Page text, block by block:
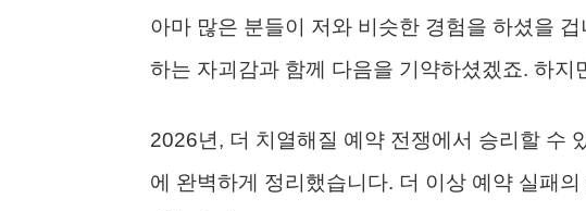
아마 많은 분들이 저와 비슷한 경험을 하셨을 겁
하는 자괴감과 함께 다음을 기약하셨겠죠. 하지
2026년, 더 치열해질 예약 전쟁에서 승리할 수
에 완벽하게 정리했습니다. 더 이상 예약 실패